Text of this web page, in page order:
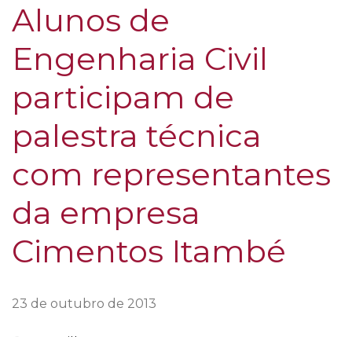
Alunos de
Engenharia Civil
participam de
palestra técnica
com representantes
da empresa
Cimentos Itambé
23 de outubro de 2013